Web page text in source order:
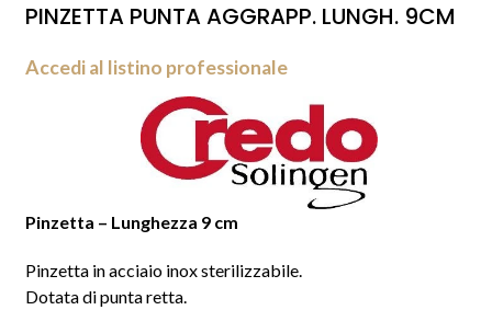
PINZETTA PUNTA AGGRAPP. LUNGH. 9CM
Accedi al listino professionale
Pinzetta – Lunghezza 9 cm
Pinzetta in acciaio inox sterilizzabile.
Dotata di punta retta.